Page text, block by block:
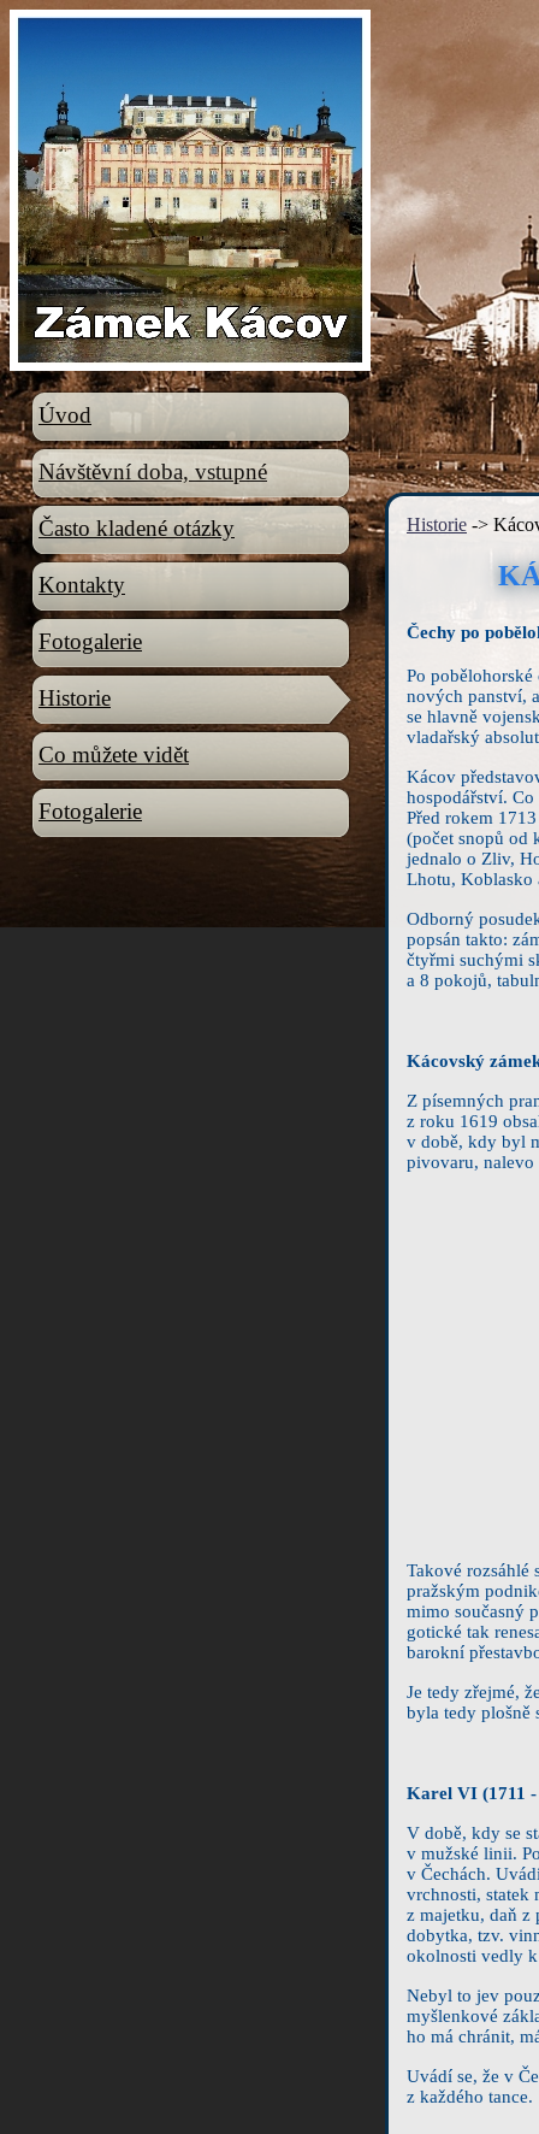
Úvod
Návštěvní doba, vstupné
Často kladené otázky
Kontakty
Fotogalerie
Historie
Co můžete vidět
Fotogalerie
Historie ->
Čechy po
Po
nových panství,
se hlavně
vladařský
Kácov
hospodářství.
Před rokem
(počet snopů od
jednalo o Zliv,
Lhotu, Koblasko
Odborný
popsán takto:
čtyřmi suchými
a 8 pokojů,
Kácovský
Z písemných
z roku 1619
v době, kdy byl
pivovaru, nalevo
Takové rozsáhlé
pražským
mimo současný
gotické tak
barokní
Je tedy zřejmé,
byla tedy plošně
Karel VI (1711 -
V době, kdy se
v mužské linii.
v Čechách.
vrchnosti, statek
z majetku, daň z
dobytka, tzv.
okolnosti vedly
Nebyl to jev
myšlenkové
ho má chránit,
Uvádí se, že v
z každého tance.